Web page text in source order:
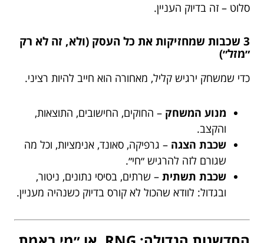
סלוט – זה בדיוק העניין.
3 שכבות שמחזיקות את כל העסק (ולא, זה לא רק
״מזל״)
כדי שמשחק ירגיש קליל, מאחורה הוא חייב להיות רציני.
מנוע המשחק – החוקים, החישובים, התוצאות,
והקצב.
שכבת הצגה – גרפיקה, סאונד, אנימציות, וכל מה
שגורם לזה להרגיש ״חי״.
שכבת תשתית – שרתים, בסיסי נתונים, ניטור,
ובגדול: לוודא שהכול לא קורס בדיוק כשנהיה מעניין.